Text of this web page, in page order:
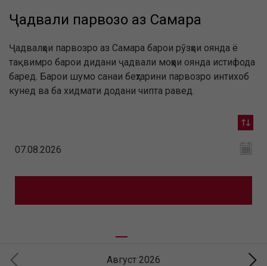
Ҷадвали парвозҳо аз Самара
Ҷадвалҳои парвозро аз Самара барои рӯзҳои оянда ё
тақвимро барои дидани ҷадвали моҳҳои оянда истифода
баред. Барои шумо санаи беҳтарини парвозро интихоб
кунед ва ба хидмати додани чипта равед.
Август 2026